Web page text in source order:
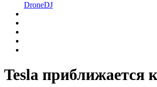
DroneDJ
Tesla приближается